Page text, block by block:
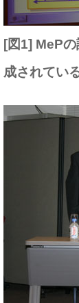
[図1] MeP
成されている